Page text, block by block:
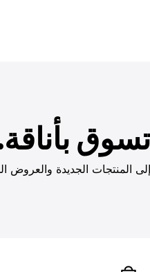
المنتجات الجديدة والعروض